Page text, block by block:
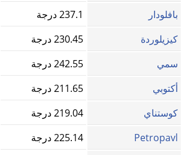
بافلودار
237.1 درجة
كيزيلوردة
230.45 درجة
سمي
242.55 درجة
أكتوبي
211.65 درجة
كوستناي
219.04 درجة
Petropavl
225.14 درجة